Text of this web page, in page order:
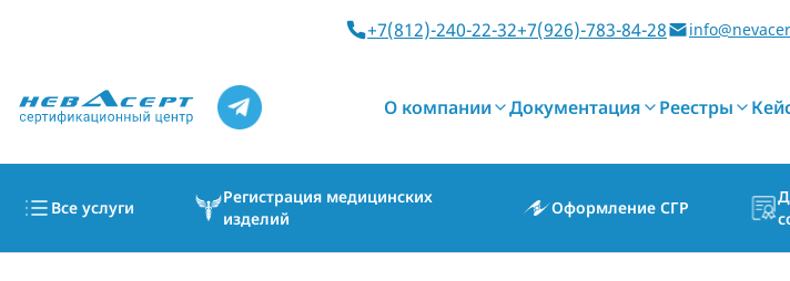
+7(812)-240-22-32+7(926)-783-84-28
О компании Документация Реестры
Все услуги
Регистрация медицинских
изделий
Оформление СГР